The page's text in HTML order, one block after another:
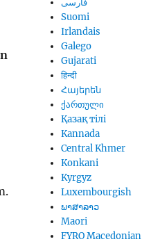
فارسی
Suomi
Irlandais
Galego
Gujarati
हिन्दी
Հայերեն
ქართული
Қазақ тілі
Kannada
Central Khmer
Konkani
Kyrgyz
Luxembourgish
ພາສາລາວ
Maori
FYRO Macedonian